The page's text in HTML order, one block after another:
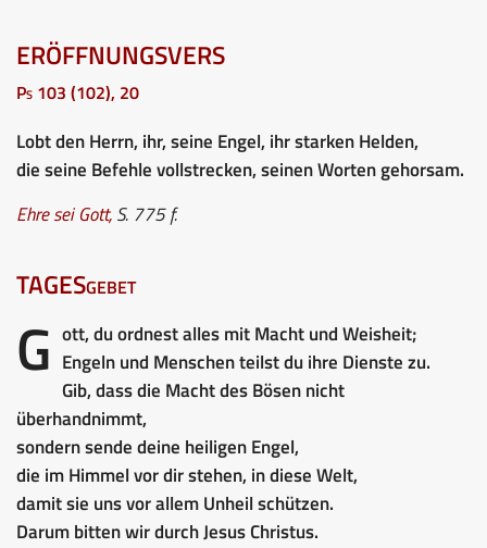
ERÖFFNUNGSVERS
Ps 103 (102), 20
Lobt den Herrn, ihr, seine Engel, ihr starken Helden,
die seine Befehle vollstrecken, seinen Worten gehorsam.
Ehre sei Gott,S. 775 f.
TAGESgebet
G ott, du ordnest alles mit Macht und Weisheit;
Engeln und Menschen teilst du ihre Dienste zu.
Gib, dass die Macht des Bösen nicht
überhandnimmt,
sondern sende deine heiligen Engel,
die im Himmel vor dir stehen, in diese Welt,
damit sie uns vor allem Unheil schützen.
Darum bitten wir durch Jesus Christus.